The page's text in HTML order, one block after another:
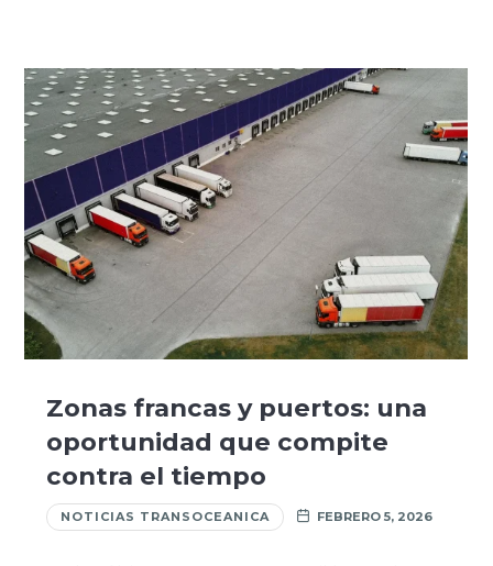
Zonas francas y puertos: una
oportunidad que compite
contra el tiempo
NOTICIAS TRANSOCEANICA FEBRERO 5, 2026